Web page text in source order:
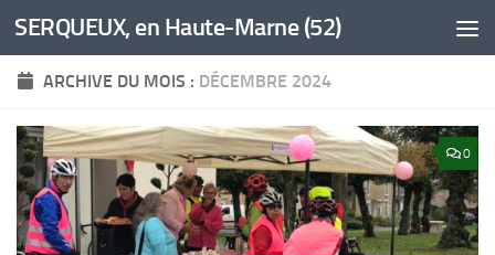
Skip to content
SERQUEUX, en Haute-Marne (52)
ARCHIVE DU MOIS : DÉCEMBRE 2024
0